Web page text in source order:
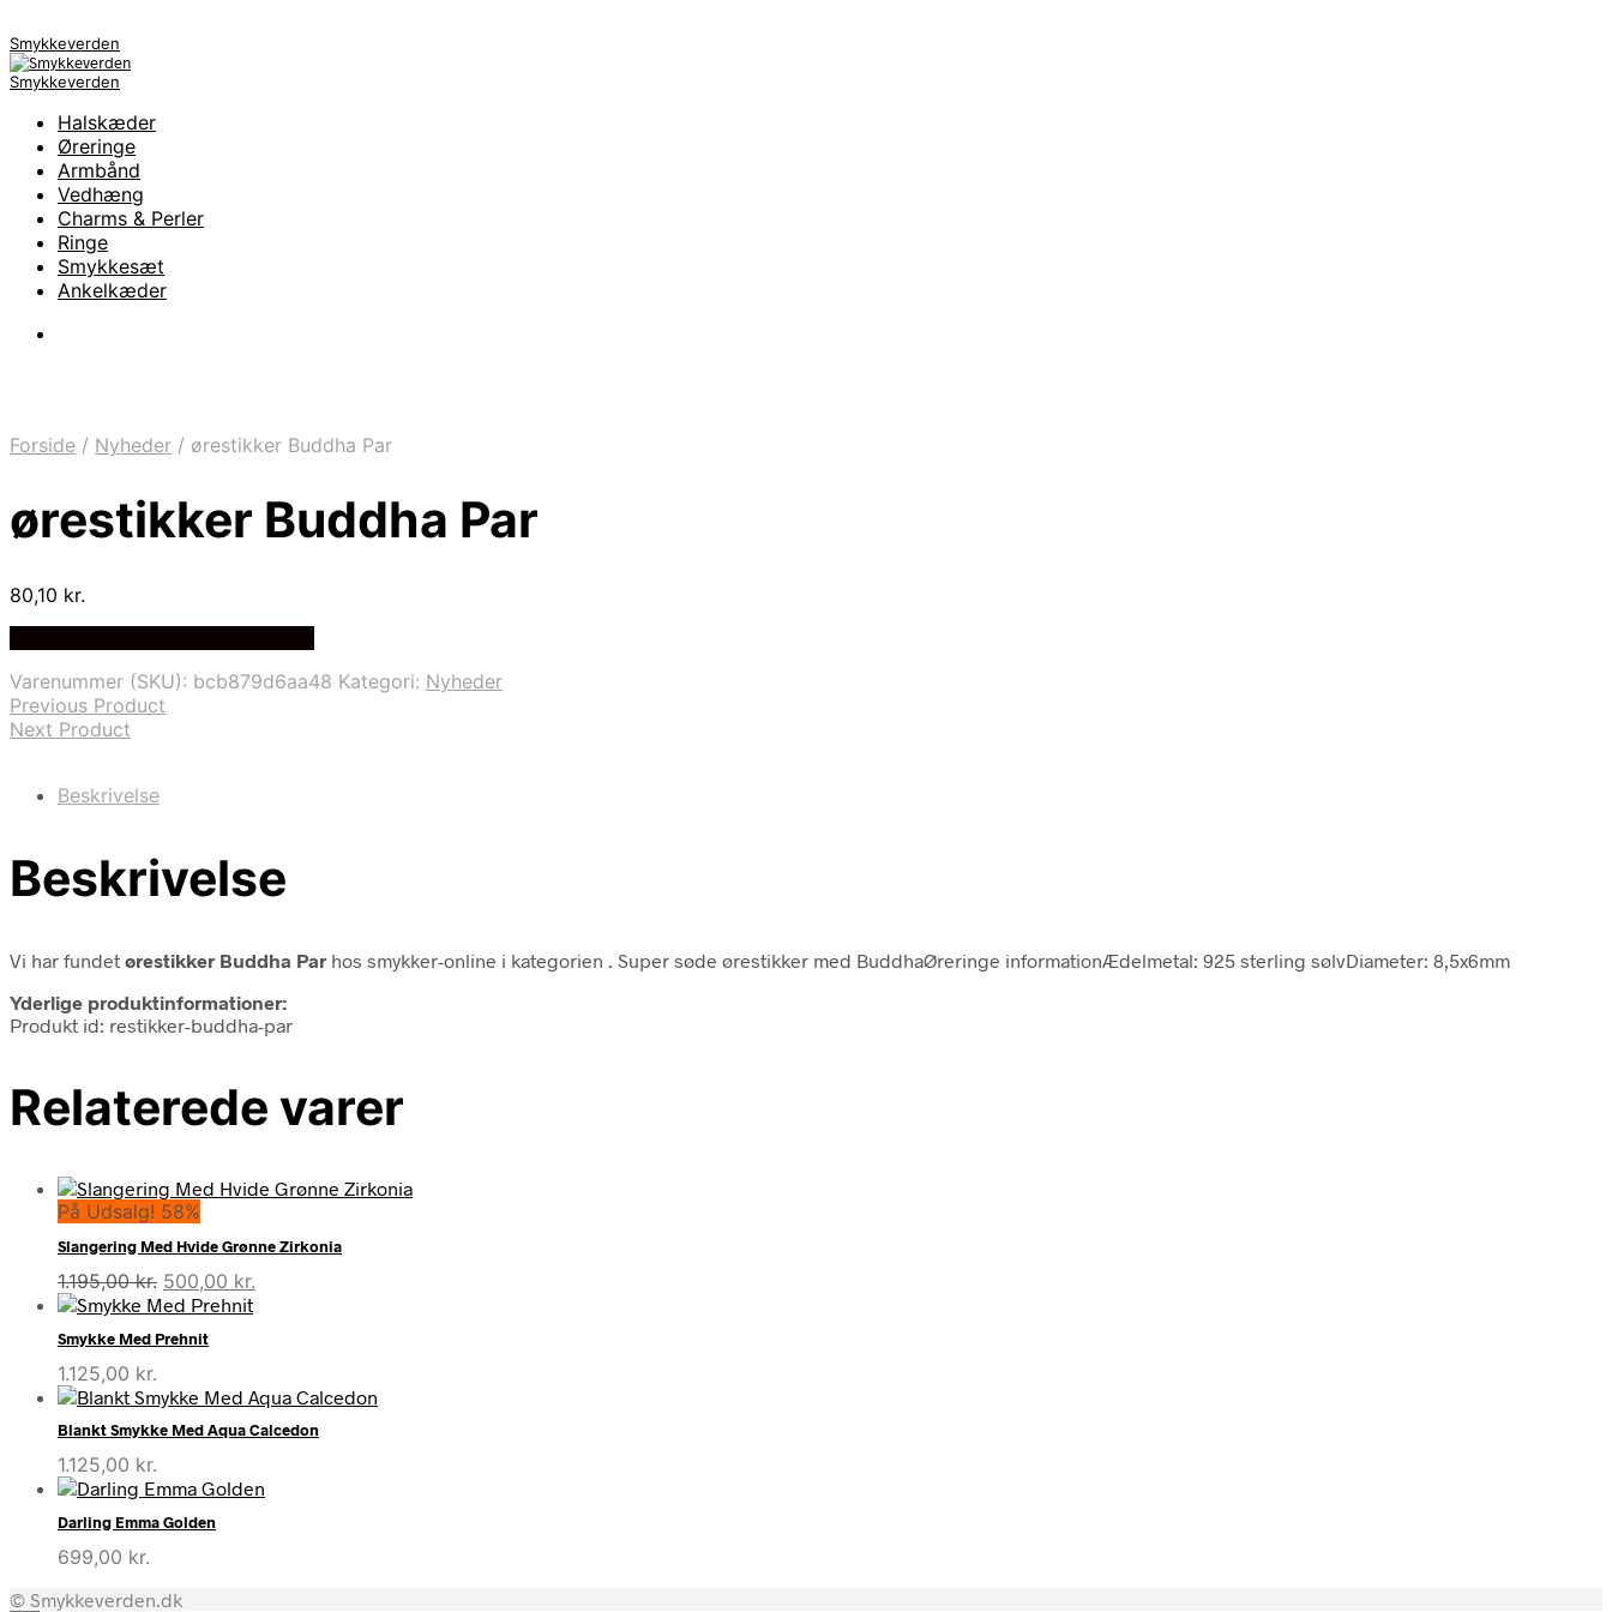
Smykkeverden
Smykkeverden
Halskæder
Øreringe
Armbånd
Vedhæng
Charms & Perler
Ringe
Smykkesæt
Ankelkæder
Forside / Nyheder / ørestikker Buddha Par
ørestikker Buddha Par
80,10 kr.
Varenummer (SKU): bcb879d6aa48 Kategori: Nyheder
Previous Product
Next Product
Beskrivelse
Beskrivelse
Vi har fundet ørestikker Buddha Par hos smykker-online i kategorien
. Super søde ørestikker med BuddhaØreringe informationÆdelmetal: 925 sterling sølvDiameter: 8,5x6mm
Yderlige produktinformationer:
Produkt id: restikker-buddha-par
Relaterede varer
På Udsalg! 58%
Slangering Med Hvide Grønne Zirkonia
1.195,00kr. Den
oprindelige
pris
var:
500,00 kr.
Smykke Med Prehnit
1.125,00 kr.
Blankt Smykke Med Aqua Calcedon
1.125,00 kr.
Darling Emma Golden
699,00 kr.
© Smykkeverden.dk